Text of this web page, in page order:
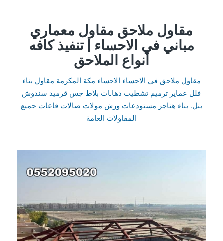
مقاول ملاحق مقاول معماري
مباني في الاحساء | تنفيذ كافه
أنواع الملاحق
مقاول ملاحق في الاحساء الاحساء مكة المكرمة مقاول بناء
فلل عماير ترميم تشطيب دهانات بلاط جس قرميد سندوش
بنل. بناء هناجر مستودعات ورش مولات صالات قاعات جميع
المقاولات العامة